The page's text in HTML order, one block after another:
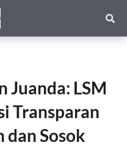
Juanda: LSM
Transparan
dan Sosok